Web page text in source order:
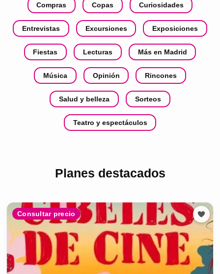
Compras Copas Curiosidades
Entrevistas Excursiones Exposiciones
Fiestas Lecturas Más en Madrid
Música Opinión Rincones
Salud y belleza Sorteos
Teatro y espectáculos
Planes destacados
Consultar precio